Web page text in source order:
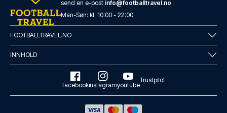
send en e-post info@footballtravel.no
Man-Søn: kl. 10:00 - 22:00
FOOTBALLTRAVEL.NO
INNHOLD
facebookinstagramyoutube
Trustpilot